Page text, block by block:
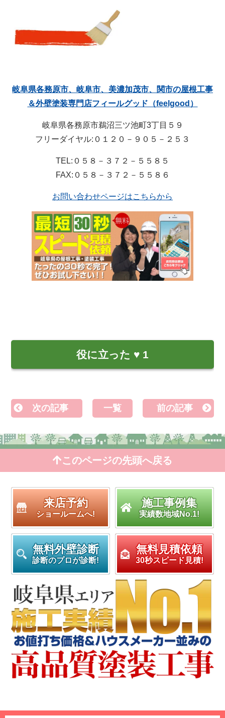
岐阜県各務原市、岐阜市、美濃加茂市、関市の屋根工事
＆外壁塗装専門店フィールグッド（feelgood）
岐阜県各務原市鵜沼三ツ池町3丁目５９
フリーダイヤル:０１２０－９０５－２５３
TEL:０５８－３７２－５５８５
FAX:０５８－３７２－５５８６
お問い合わせページはこちらから
役に立った ♥ 1
次の記事 一覧 前の記事
このページの先頭へ戻る
来店予約
ショールームへ!
施工事例集
実績数地域No.1!
無料外壁診断
診断のプロが診断!
無料見積依頼
30秒スピード見積!